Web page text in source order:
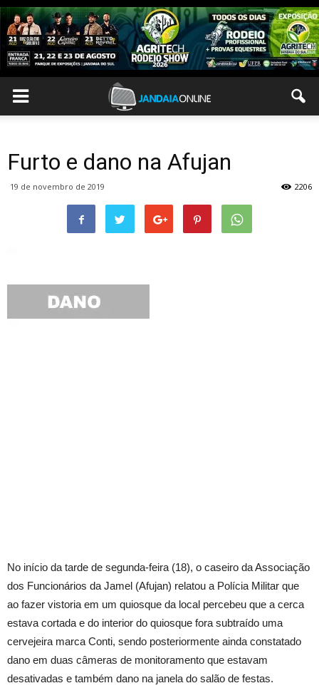
Furto e dano na Afujan
19 de novembro de 2019 2206
No início da tarde de segunda-feira (18), o caseiro da Associação
dos Funcionários da Jamel (Afujan) relatou a Polícia Militar que
ao fazer vistoria em um quiosque da local percebeu que a cerca
estava cortada e do interior do quiosque fora subtraído uma
cervejeira marca Conti, sendo posteriormente ainda constatado
dano em duas câmeras de monitoramento que estavam
desativadas e também dano na janela do salão de festas.